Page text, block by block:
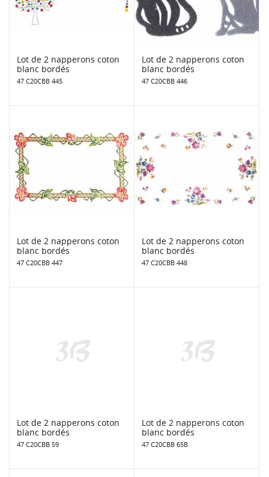
Lot de 2 napperons coton
blanc bordés
47 C20CBB 445
Lot de 2 napperons coton
blanc bordés
47 C20CBB 446
Lot de 2 napperons coton
blanc bordés
47 C20CBB 447
Lot de 2 napperons coton
blanc bordés
47 C20CBB 448
Lot de 2 napperons coton
blanc bordés
47 C20CBB 59
Lot de 2 napperons coton
blanc bordés
47 C20CBB 65B